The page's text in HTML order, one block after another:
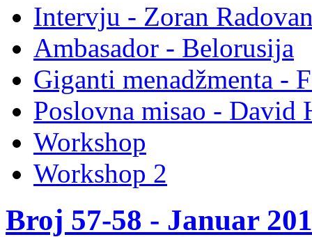
Intervju - Zoran
Ambasador - Belorusija
Giganti menadžmenta -
Poslovna misao - David
Workshop
Workshop 2
Broj 57-58 - Januar